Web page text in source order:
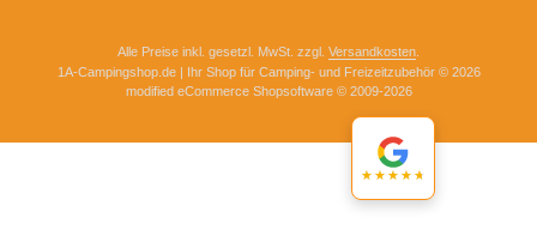
Alle Preise inkl. gesetzl. MwSt. zzgl. Versandkosten
1A-Campingshop.de | Ihr Shop für Camping- und Freizeitzubehör © 2026
modified eCommerce Shopsoftware © 2009-2026
★★★★★
★★★★★